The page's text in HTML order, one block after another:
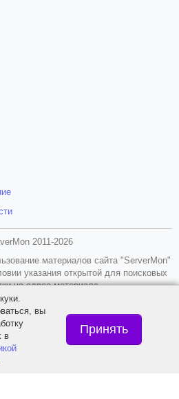
2011-2026
материалов сайта "ServerMon"
указания открытой для поисковых
на адрес материала.
18+вы
в
Принять